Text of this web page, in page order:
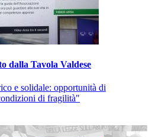
dalla Tavola Valdese
e solidale: opportunità di
di fragilità"